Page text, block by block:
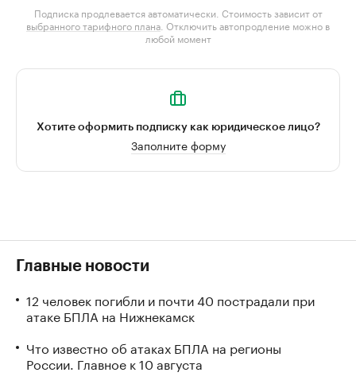
Подписка продлевается автоматически. Стоимость зависит от
выбранного тарифного плана . Отключить автопродление можно в
любой момент
Хотите оформить подписку как юридическое лицо?
Заполните форму
Главные новости
12 человек погибли и почти 40 пострадали при
атаке БПЛА на Нижнекамск
Что известно об атаках БПЛА на регионы
России. Главное к 10 августа